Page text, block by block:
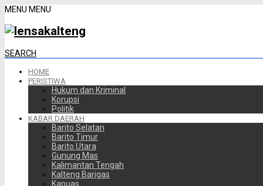
MENU MENU
SEARCH
HOME
PERISTIWA
Hukum dan Kriminal
Korupsi
Politik
KABAR DAERAH
Barito Selatan
Barito Timur
Barito Utara
Gunung Mas
Kalimantan Tengah
Kalteng Barigas
Kapuas